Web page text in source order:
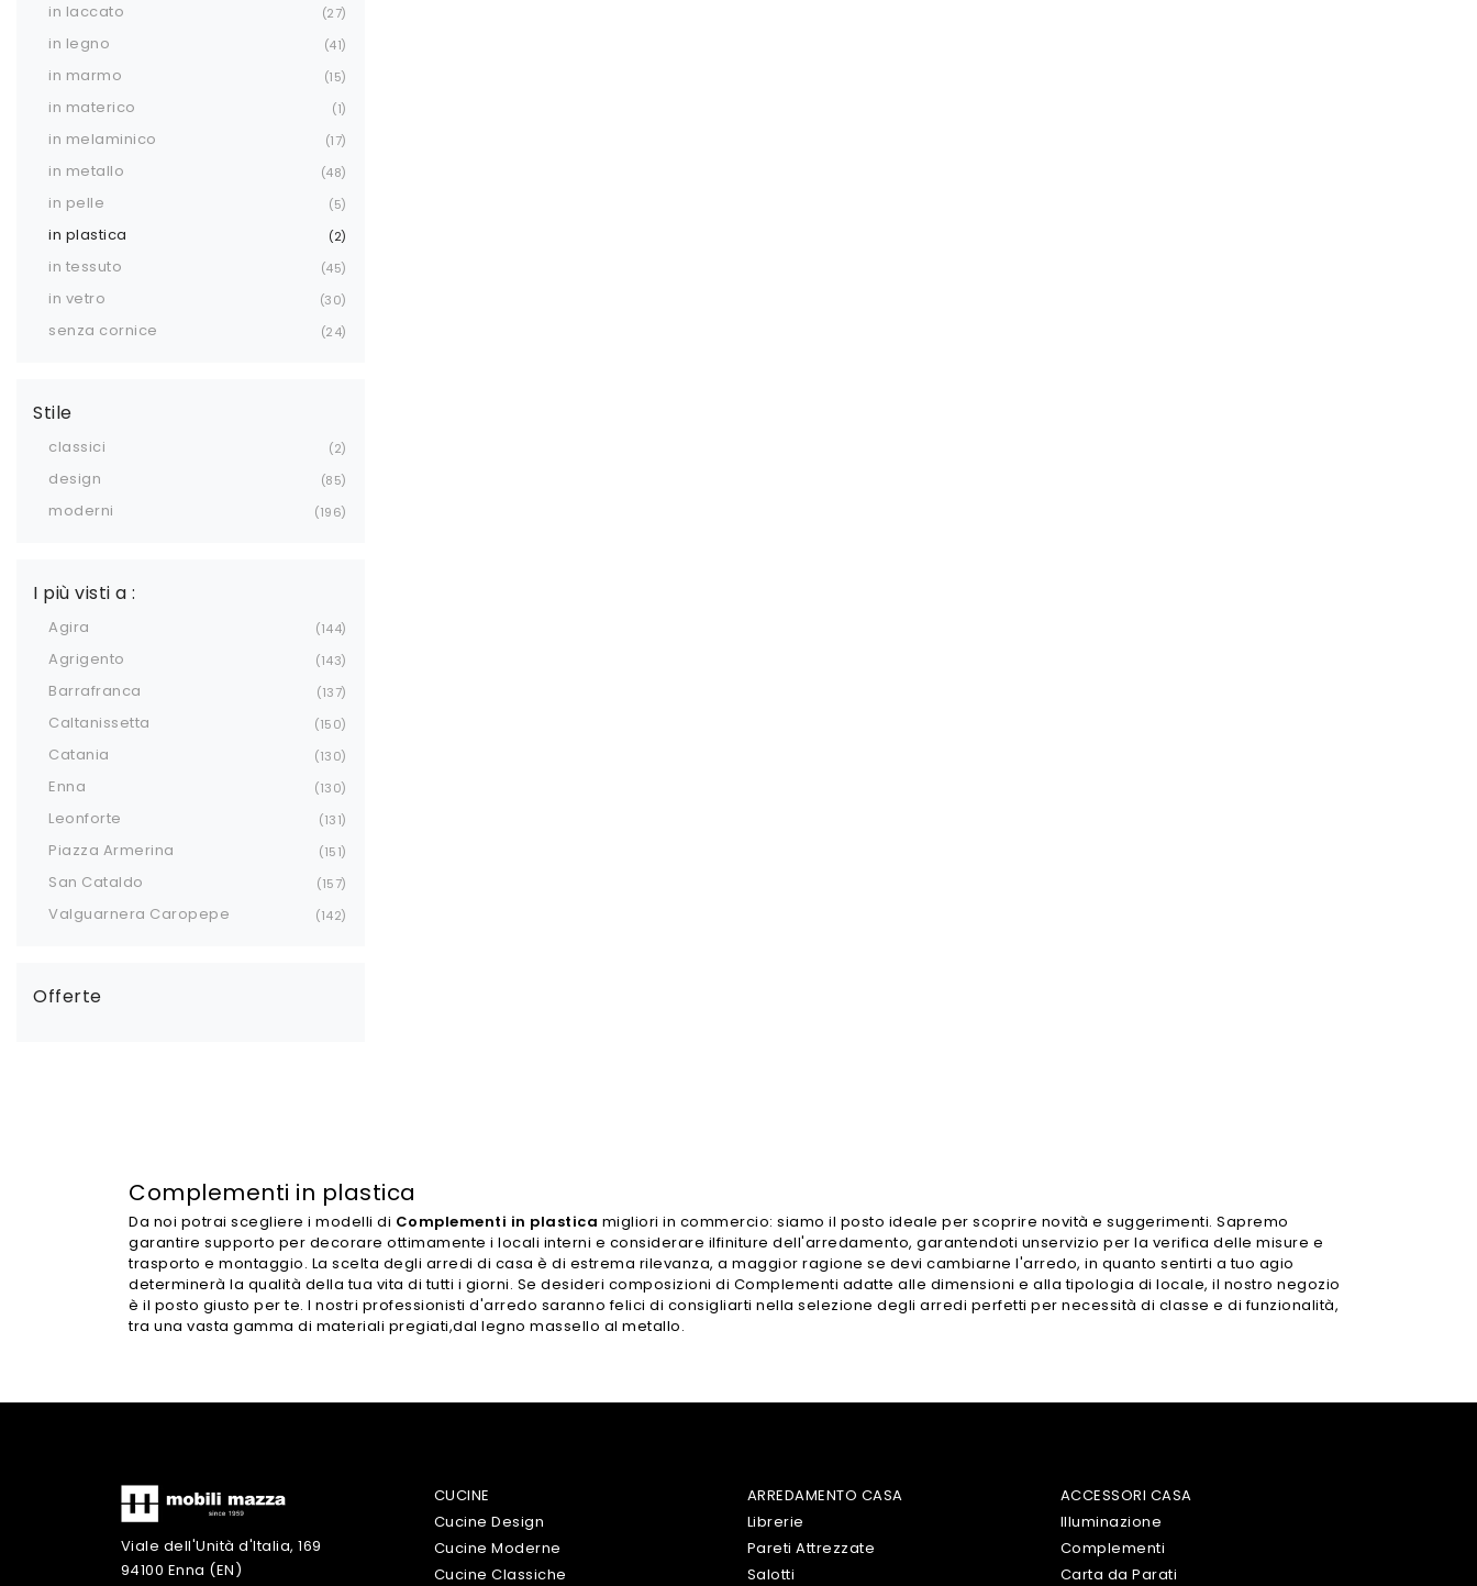
in laccato 27
in legno 41
in marmo 15
in materico 1
in melaminico 17
in metallo 48
in pelle 5
in plastica 2
in tessuto 45
in vetro 30
senza cornice 24
Stile
classici 2
design 85
moderni 196
I più visti a :
Agira 144
Agrigento 143
Barrafranca 137
Caltanissetta 150
Catania 130
Enna 130
Leonforte 131
Piazza Armerina 151
San Cataldo 157
Valguarnera Caropepe 142
Offerte
Complementi in plastica
Da noi potrai scegliere i modelli di Complementi in plastica migliori in commercio: siamo il posto ideale per scoprire novità e suggerimenti. Sapremo
garantire supporto per decorare ottimamente i locali interni e considerare ilfiniture dell'arredamento, garantendoti unservizio per la verifica delle misure e
trasporto e montaggio. La scelta degli arredi di casa è di estrema rilevanza, a maggior ragione se devi cambiarne l'arredo, in quanto sentirti a tuo agio
determinerà la qualità della tua vita di tutti i giorni. Se desideri composizioni di Complementi adatte alle dimensioni e alla tipologia di locale, il nostro negozio
è il posto giusto per te. I nostri professionisti d'arredo saranno felici di consigliarti nella selezione degli arredi perfetti per necessità di classe e di funzionalità,
tra una vasta gamma di materiali pregiati,dal legno massello al metallo.
Viale dell'Unità d'Italia, 169
94100 Enna (EN)
CUCINE
Cucine Design
Cucine Moderne
Cucine Classiche
ARREDAMENTO CASA
Librerie
Pareti Attrezzate
Salotti
ACCESSORI CASA
Illuminazione
Complementi
Carta da Parati